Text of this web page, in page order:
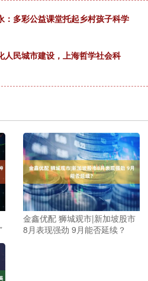
：多彩公益课堂托起乡村孩子科学
人民城市建设，上海哲学社会科
金鑫优配 狮城观市|新加坡股市
8月表现强劲 9月能否延续？